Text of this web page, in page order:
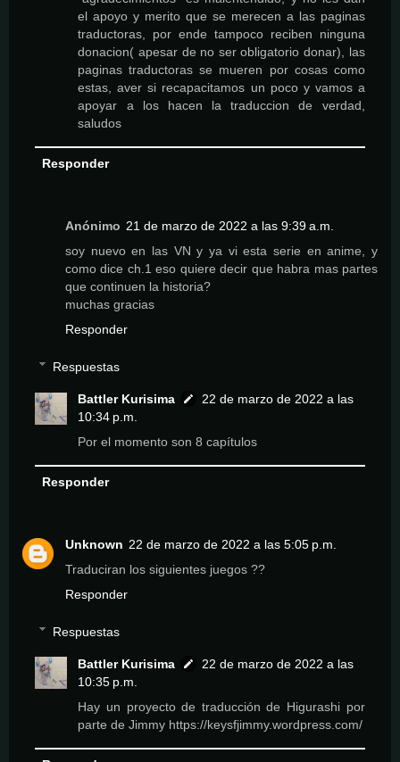
el apoyo y merito que se merecen a las paginas
traductoras, por ende tampoco reciben ninguna
donacion( apesar de no ser obligatorio donar), las
paginas traductoras se mueren por cosas como
estas, aver si recapacitamos un poco y vamos a
apoyar a los hacen la traduccion de verdad,
saludos
Responder
Anónimo 21 de marzo de 2022 a las 9:39 a.m.
soy nuevo en las VN y ya vi esta serie en anime, y
como dice ch.1 eso quiere decir que habra mas partes
que continuen la historia?
muchas gracias
Responder
Respuestas
Battler Kurisima
22 de marzo de 2022 a las
10:34 p.m.
Por el momento son 8 capítulos
Responder
Unknown 22 de marzo de 2022 a las 5:05 p.m.
Traduciran los siguientes juegos ??
Responder
Respuestas
Battler Kurisima
22 de marzo de 2022 a las
10:35 p.m.
Hay un proyecto de traducción de Higurashi por
parte de Jimmy https://keysfjimmy.wordpress.com/